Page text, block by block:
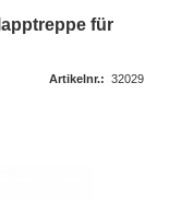
für
Artikelnr.: 32029